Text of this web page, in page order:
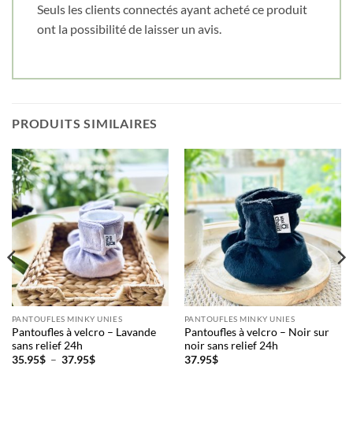
Seuls les clients connectés ayant acheté ce produit
ont la possibilité de laisser un avis.
PRODUITS SIMILAIRES
PANTOUFLES MINKY UNIES
Pantoufles à velcro – Lavande
sans relief 24h
35.95$ – 37.95$Plage
PANTOUFLES MINKY UNIES
Pantoufles à velcro – Noir sur
noir sans relief 24h
37.95$